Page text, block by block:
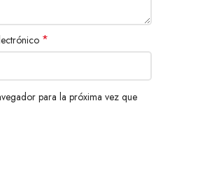
*
para la próxima vez que